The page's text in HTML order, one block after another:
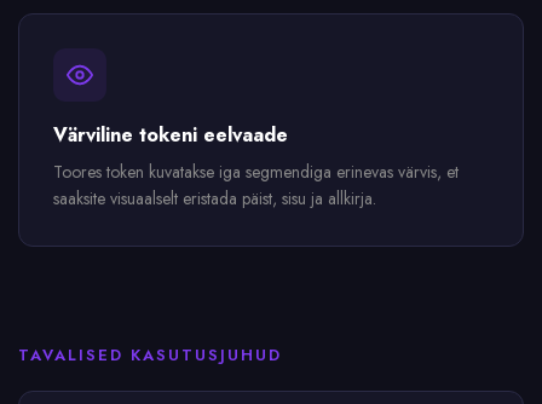
Värviline tokeni eelvaade
Toores token kuvatakse iga segmendiga erinevas värvis, et
saaksite visuaalselt eristada päist, sisu ja allkirja.
TAVALISED KASUTUSJUHUD